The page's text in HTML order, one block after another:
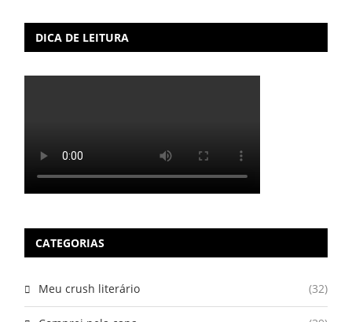
DICA DE LEITURA
CATEGORIAS
Meu crush literário (32)